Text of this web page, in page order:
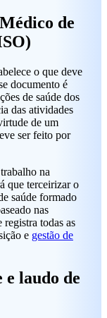
de
o que deve
documento é
de saúde dos
das atividades
de um
ser feito por
na
que terceirizar o
saúde formado
nas
todas as
e gestão de
laudo de